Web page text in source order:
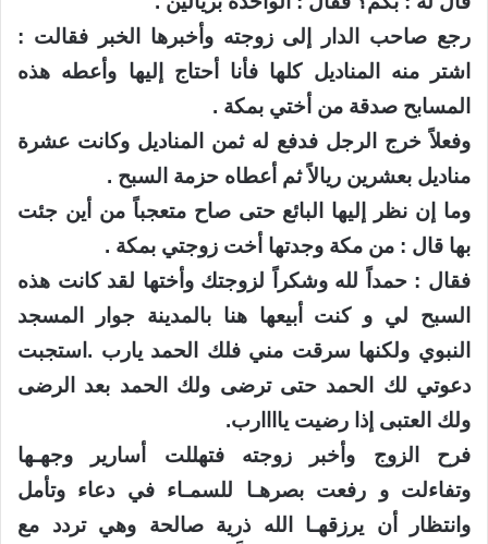
رجع صاحب الدار إلى زوجته وأخبرها الخبر فقالت :
اشتر منه المناديل كلها فأنا أحتاج إليها وأعطه هذه
المسابح صدقة من أختي بمكة .
وفعلاً خرج الرجل فدفع له ثمن المناديل وكانت عشرة
مناديل بعشرين ريالاً ثم أعطاه حزمة السبح .
وما إن نظر إليها البائع حتى صاح متعجباً من أين جئت
بها قال : من مكة وجدتها أخت زوجتي بمكة .
فقال : حمداً لله وشكراً لزوجتك وأختها لقد كانت هذه
السبح لي و كنت أبيعها هنا بالمدينة جوار المسجد
النبوي ولكنها سرقت مني فلك الحمد يارب .استجبت
دعوتي لك الحمد حتى ترضى ولك الحمد بعد الرضى
ولك العتبى إذا رضيت ياااارب.
فرح الزوج وأخبر زوجته فتهللت أسارير وجهـها
وتفاءلت و رفعت بصرهـا للسمـاء في دعاء وتأمل
وانتظار أن يرزقهـا الله ذرية صالحة وهي تردد مع